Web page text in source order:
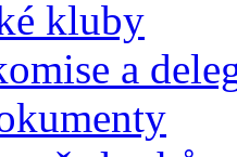
kluby
a